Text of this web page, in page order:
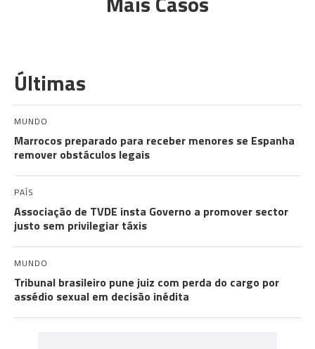
Últimas
MUNDO
Marrocos preparado para receber menores se Espanha
remover obstáculos legais
PAÍS
Associação de TVDE insta Governo a promover sector
justo sem privilegiar táxis
MUNDO
Tribunal brasileiro pune juiz com perda do cargo por
assédio sexual em decisão inédita